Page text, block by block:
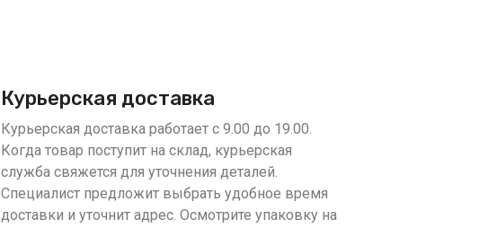
Курьерская доставка
Курьерская доставка работает с 9.00 до 19.00.
Когда товар поступит на склад, курьерская
служба свяжется для уточнения деталей.
Специалист предложит выбрать удобное время
доставки и уточнит адрес. Осмотрите упаковку на